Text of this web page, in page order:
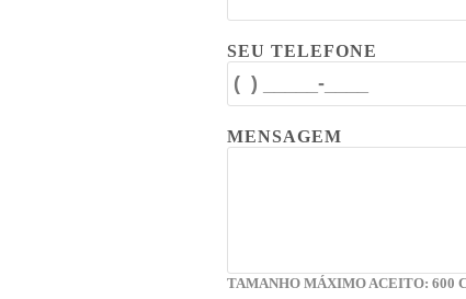
SEU TELEFONE
MENSAGEM
TAMANHO MÁXIMO ACEITO: 600